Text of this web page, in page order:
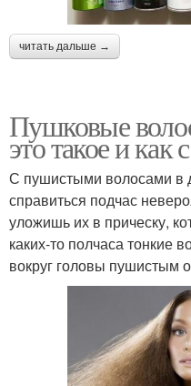
читать дальше →
Пушковые
это такое и как
С пушистыми волосами в
справиться подчас
уложишь их в прическу,
каких-то полчаса тонкие
вокруг головы пушистым